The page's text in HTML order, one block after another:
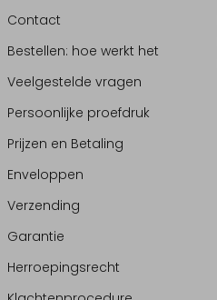
Contact
Bestellen: hoe werkt het
Veelgestelde vragen
Persoonlijke proefdruk
Prijzen en Betaling
Enveloppen
Verzending
Garantie
Herroepingsrecht